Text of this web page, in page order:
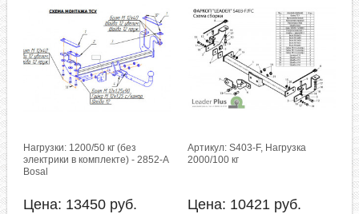
Нагрузки: 1200/50 кг (без
электрики в комплекте) - 2852-A
Bosal
Цена: 13450 руб.
Артикул: S403-F, Нагрузка
2000/100 кг
Цена: 10421 руб.